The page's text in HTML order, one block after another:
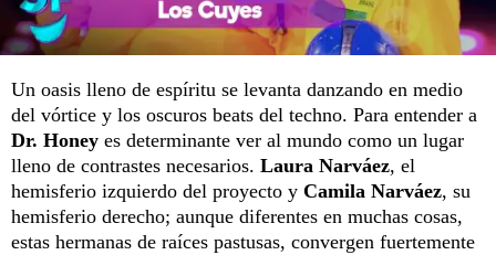
Un oasis lleno de espíritu se levanta danzando en medio
del vórtice y los oscuros beats del techno. Para entender a
Dr. Honey es determinante ver al mundo como un lugar
lleno de contrastes necesarios. Laura Narváez, el
hemisferio izquierdo del proyecto y Camila Narváez, su
hemisferio derecho; aunque diferentes en muchas cosas,
estas hermanas de raíces pastusas, convergen fuertemente